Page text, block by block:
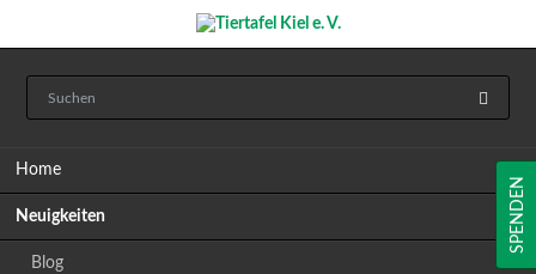
Home
Neuigkeiten
Blog
SPENDEN